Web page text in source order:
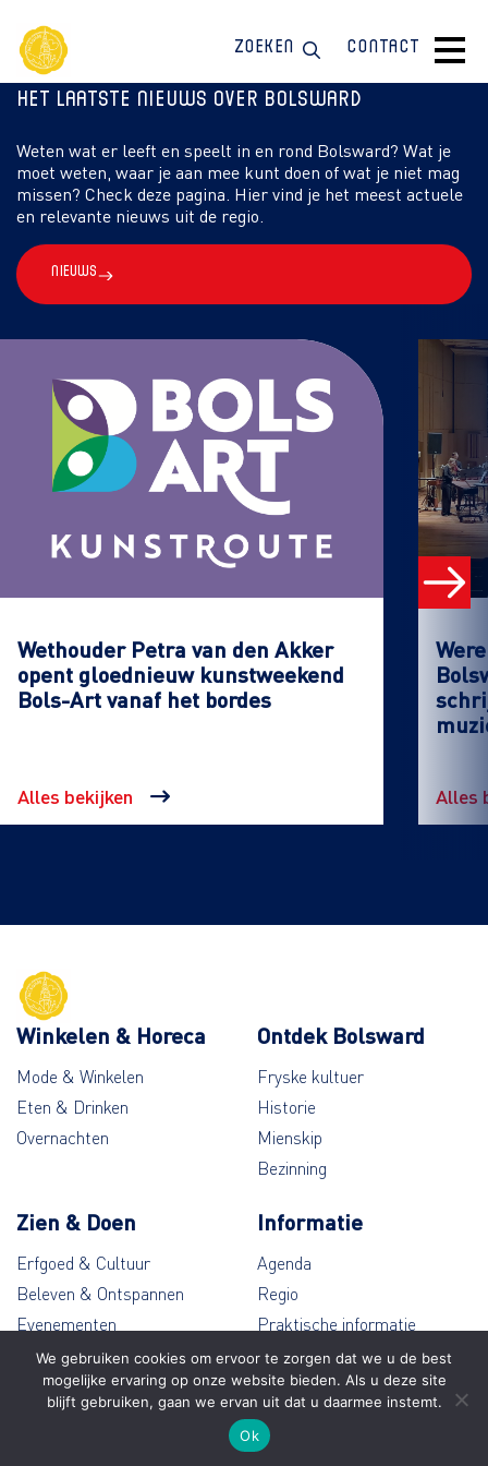
Zoeken Contact
Het laatste nieuws over Bolsward
Weten wat er leeft en speelt in en rond Bolsward? Wat je
moet weten, waar je aan mee kunt doen of wat je niet mag
missen? Check deze pagina. Hier vind je het meest actuele
en relevante nieuws uit de regio.
Nieuws
Wethouder Petra van den Akker
opent gloednieuw kunstweekend
Bols-Art vanaf het bordes
Alles bekijken Alles
Winkelen & Horeca
Mode & Winkelen
Eten & Drinken
Overnachten
Ontdek Bolsward
Fryske kultuer
Historie
Mienskip
Bezinning
Zien & Doen
Erfgoed & Cultuur
Beleven & Ontspannen
Evenementen
Wandelen & Fietsen
Informatie
Agenda
Regio
Praktische informatie
Contact
We gebruiken cookies om ervoor te zorgen dat we u de best
mogelijke ervaring op onze website bieden. Als u deze site
blijft gebruiken, gaan we ervan uit dat u daarmee instemt.
Ok